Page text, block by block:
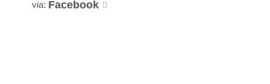
via: Facebook